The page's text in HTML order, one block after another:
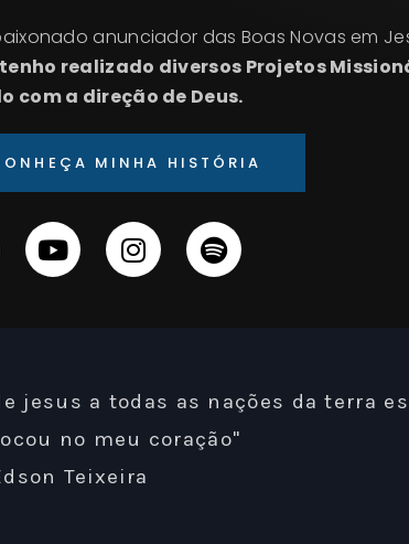
anunciador das Boas Novas em
tenho realizado diversos Projetos
com a direção de Deus.
MINHA HISTÓRIA
jesus a todas as nações da terra
no meu coração"
Teixeira